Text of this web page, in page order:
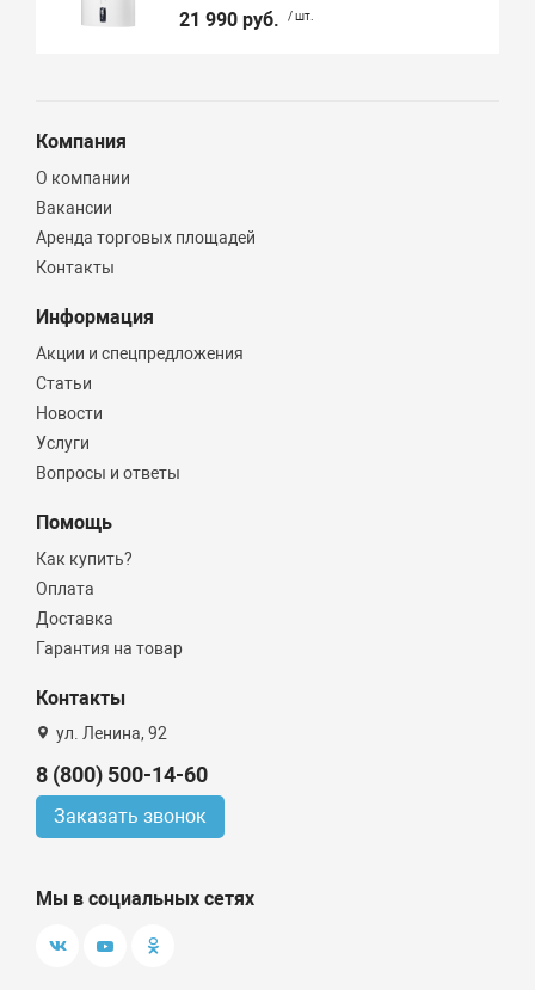
21 990 руб. / шт.
Компания
О компании
Вакансии
Аренда торговых площадей
Контакты
Информация
Акции и спецпредложения
Статьи
Новости
Услуги
Вопросы и ответы
Помощь
Как купить?
Оплата
Доставка
Гарантия на товар
Контакты
ул. Ленина, 92
8 (800) 500-14-60
Заказать звонок
Мы в социальных сетях